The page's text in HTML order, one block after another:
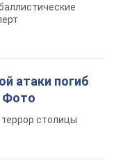
атаки погиб
Фото
столицы